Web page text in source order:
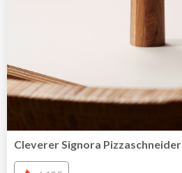
Cleverer Signora Pizzaschneider